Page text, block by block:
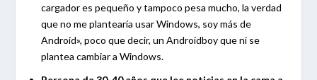
cargador es pequeño y tampoco pesa mucho, la verdad
que no me plantearía usar Windows, soy más de
Android», poco que decir, un Androidboy que ni se
plantea cambiar a Windows.